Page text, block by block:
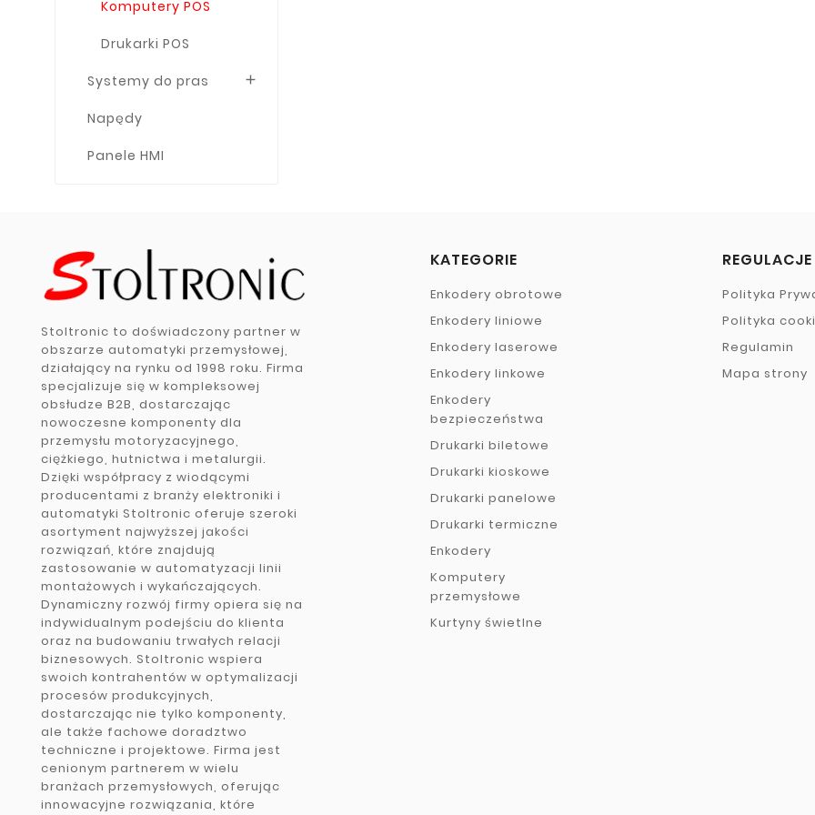
Komputery POS
Drukarki POS
Systemy do pras 
Napędy
Panele HMI
Stoltronic to doświadczony partner w
obszarze automatyki przemysłowej,
działający na rynku od 1998 roku. Firma
specjalizuje się w kompleksowej
obsłudze B2B, dostarczając
nowoczesne komponenty dla
przemysłu motoryzacyjnego,
ciężkiego, hutnictwa i metalurgii.
Dzięki współpracy z wiodącymi
producentami z branży elektroniki i
automatyki Stoltronic oferuje szeroki
asortyment najwyższej jakości
rozwiązań, które znajdują
zastosowanie w automatyzacji linii
montażowych i wykańczających.
Dynamiczny rozwój firmy opiera się na
indywidualnym podejściu do klienta
oraz na budowaniu trwałych relacji
biznesowych. Stoltronic wspiera
swoich kontrahentów w optymalizacji
procesów produkcyjnych,
dostarczając nie tylko komponenty,
ale także fachowe doradztwo
techniczne i projektowe. Firma jest
cenionym partnerem w wielu
branżach przemysłowych, oferując
innowacyjne rozwiązania, które
KATEGORIE
Enkodery obrotowe
Enkodery liniowe
Enkodery laserowe
Enkodery linkowe
Enkodery
bezpieczeństwa
Drukarki biletowe
Drukarki kioskowe
Drukarki panelowe
Drukarki termiczne
Enkodery
Komputery
przemysłowe
Kurtyny świetlne
REGULACJE
Polityka
Polityka
Regulamin
Mapa strony